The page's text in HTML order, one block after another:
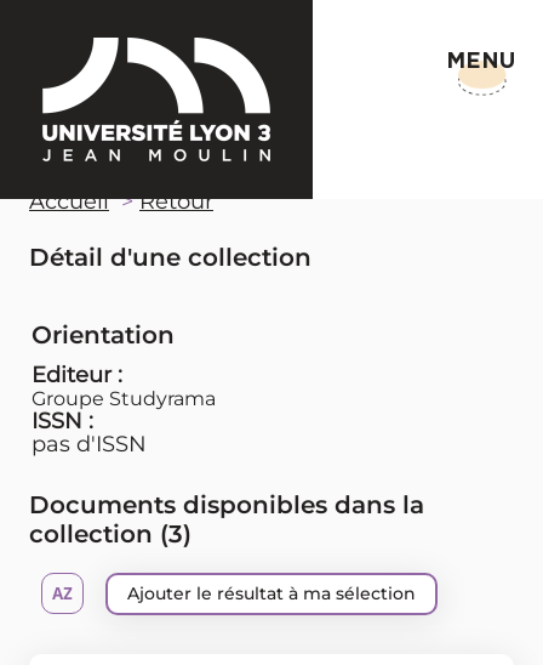
MENU
Accueil Retour
Détail d'une collection
Orientation
Editeur :
Groupe Studyrama
ISSN :
pas d'ISSN
Documents disponibles dans la
collection (3)
Ajouter le résultat à ma sélection